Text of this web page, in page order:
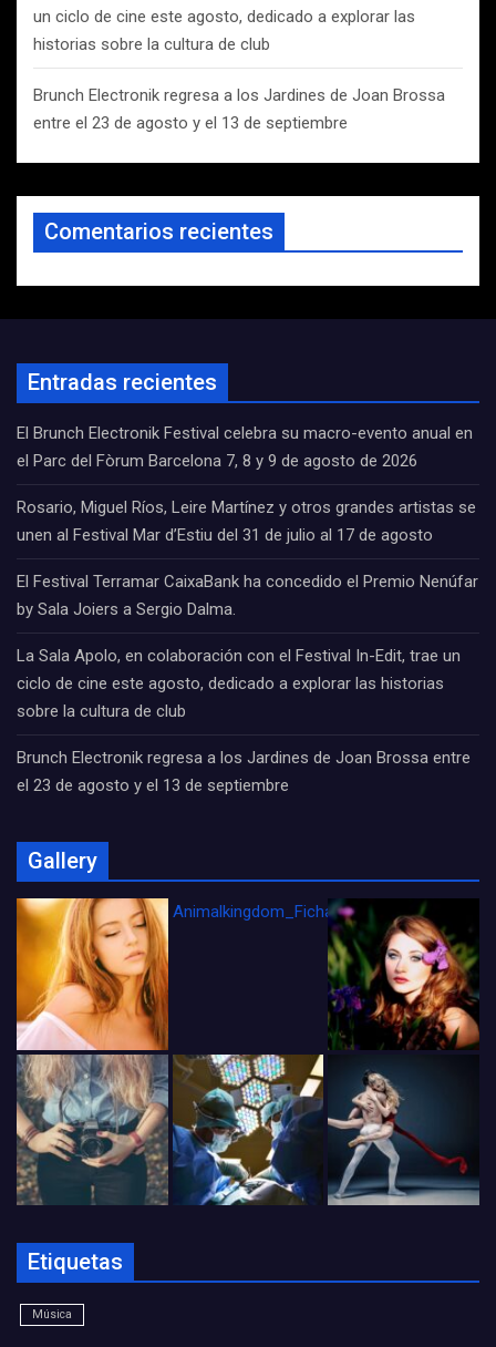
un ciclo de cine este agosto, dedicado a explorar las
historias sobre la cultura de club
Brunch Electronik regresa a los Jardines de Joan Brossa
entre el 23 de agosto y el 13 de septiembre
Comentarios recientes
Entradas recientes
El Brunch Electronik Festival celebra su macro-evento anual en
el Parc del Fòrum Barcelona 7, 8 y 9 de agosto de 2026
Rosario, Miguel Ríos, Leire Martínez y otros grandes artistas se
unen al Festival Mar d’Estiu del 31 de julio al 17 de agosto
El Festival Terramar CaixaBank ha concedido el Premio Nenúfar
by Sala Joiers a Sergio Dalma.
La Sala Apolo, en colaboración con el Festival In-Edit, trae un
ciclo de cine este agosto, dedicado a explorar las historias
sobre la cultura de club
Brunch Electronik regresa a los Jardines de Joan Brossa entre
el 23 de agosto y el 13 de septiembre
Gallery
Animalkingdom_FichaCine
Etiquetas
Música